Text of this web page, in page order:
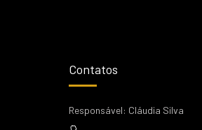
Contatos
Responsável: Cláudia Silva